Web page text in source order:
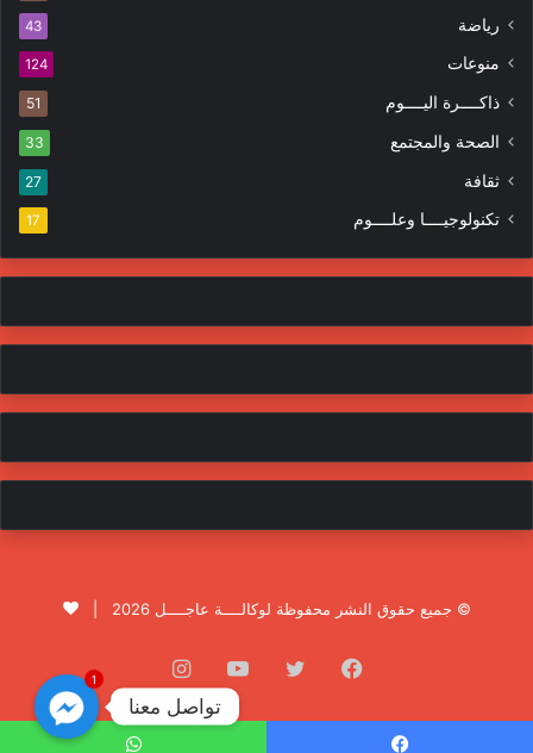
رياضة 43
منوعات 124
ذاكــــرة اليــــوم 51
الصحة والمجتمع 33
ثقافة 27
تكنولوجيــــا وعلــــوم 17
© جميع حقوق النشر محفوظة لوكالــــة عاجــــل 2026 |
فيسبوك تويتر يوتيوبانستقرام
تواصل معنا